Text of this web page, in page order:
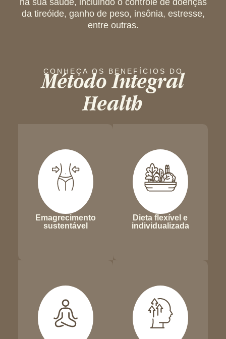
da tireóide, ganho de peso, insônia, estresse,
entre outras.
CONHEÇA OS BENEFÍCIOS DO
Método Integral
Health
Emagrecimento
sustentável
Dieta flexível e
individualizada